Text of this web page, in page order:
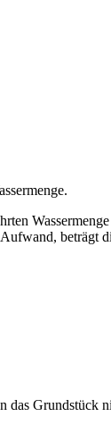
beträgt
Grundstück